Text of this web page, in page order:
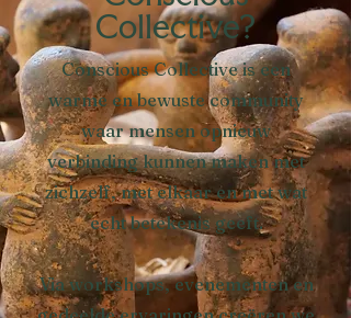
Collective?
Conscious Collective is een
warme en bewuste community
waar mensen opnieuw
verbinding kunnen maken met
zichzelf, met elkaar en met wat
echt betekenis geeft.
Via workshops, evenementen en